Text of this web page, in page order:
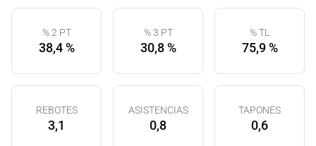
% 2 PT
38,4 %
% 3 PT
30,8 %
% TL
75,9 %
REBOTES
3,1
ASISTENCIAS
0,8
TAPONES
0,6